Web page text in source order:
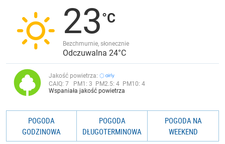
JAKOŚĆ POWIETRZA23
Bezchmurnie, słonecznie
Odczuwalna 24°C
Jakość powietrza:
CAIQ: 7 PM1: 3 PM2.5: 4 PM10: 4
Wspaniała jakość powietrza
POGODA
GODZINOWA
POGODA
DŁUGOTERMINOWA
POGODA NA
WEEKEND